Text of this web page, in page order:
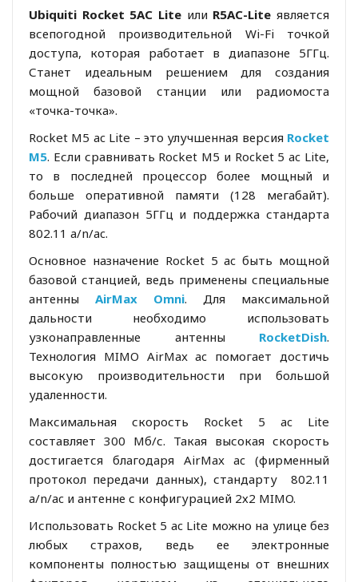
Ubiquiti Rocket 5AC Lite или R5AC-Lite​является
всепогодной производительной Wi-Fi точкой
доступа, которая работает в диапазоне 5ГГц.
Станет идеальным решением для создания
мощной базовой станции или радиомоста
«точка-точка».
Rocket M5 ac Lite – это улучшенная версия Rocket
M5. Если сравнивать Rocket M5 и Rocket 5 ac Lite,
то в последней процессор более мощный и
больше оперативной памяти (128 мегабайт).
Рабочий диапазон 5ГГц и поддержка стандарта
802.11 a/n/ac.
Основное назначение Rocket 5 ac быть мощной
базовой станцией, ведь применены специальные
антенны AirMax Omni. Для максимальной
дальности необходимо использовать
узконаправленные антенны RocketDish.
Технология MIMO AirMax ac помогает достичь
высокую производительности при большой
удаленности.
Максимальная скорость Rocket 5 ac Lite
составляет 300 Мб/с. Такая высокая скорость
достигается благодаря AirMax ac (фирменный
протокол передачи данных), стандарту 802.11
a/n/ac и антенне с конфигурацией 2х2 MIMO.
Использовать Rocket 5 ac Lite можно на улице без
любых страхов, ведь ее электронные
компоненты полностью защищены от внешних